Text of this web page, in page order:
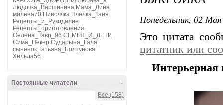
Людочка_Вершинина Мама_Дина
милена70 Ниноччка Пчёлка_Таня
Рецепты_и_Рукоделие
Рецепты_приготовления
Селена_Тавр_96 СЕМЬЯ_И_ДЕТИ
Сима_Пекер Сударыня_Галя
сыненок Татьяна_Болтунова
Хильда56
-
Постоянные читатели
Все (158)
Понедельник, 02
Это цитата
цитатник или